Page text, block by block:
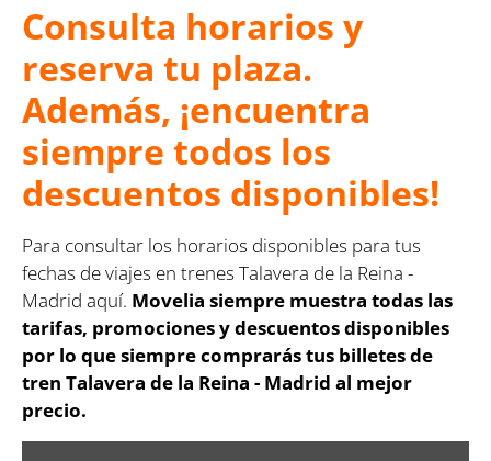
Consulta horarios y
reserva tu plaza.
Además, ¡encuentra
siempre todos los
descuentos disponibles!
Para consultar los horarios disponibles para tus
fechas de viajes en trenes Talavera de la Reina -
Madrid aquí. Movelia siempre muestra todas las
tarifas, promociones y descuentos disponibles
por lo que siempre comprarás tus billetes de
tren Talavera de la Reina - Madrid al mejor
precio.